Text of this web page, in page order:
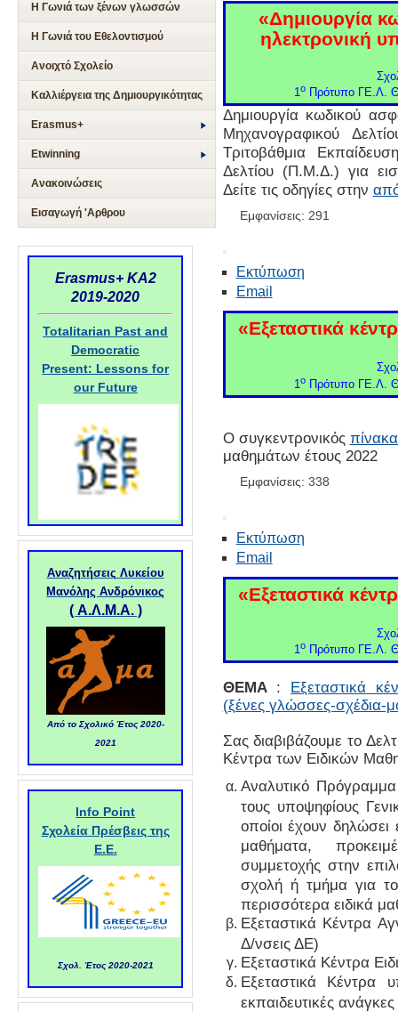
Η Γωνιά των ξένων γλωσσών
Η Γωνιά του Εθελοντισμού
Ανοιχτό Σχολείο
Καλλιέργεια της Δημιουργικότητας
Erasmus+
Etwinning
Ανακοινώσεις
Εισαγωγή 'Αρθρου
Erasmus+ KA2
2019-2020
Totalitarian Past and
Democratic
Present: Lessons for
our Future
Αναζητήσεις Λυκείου
Μανόλης Ανδρόνικος
( Α.Λ.Μ.Α. )
Από το Σχολικό Έτος 2020-
2021
Info Point
Σχολεία Πρέσβεις της
Ε.Ε.
Σχολ. Έτος 2020-2021
«Δημιουργία
ηλεκτρονική
1οΠρότυπο ΓΕ.Λ.
Δημιουργία κωδικού
Μηχανογραφικού
Τριτοβάθμια
Δελτίου (Π.Μ.Δ.) για
Δείτε τις οδηγίες στην
Εμφανίσεις: 291
Εκτύπωση
Email
«Εξεταστικά
1 οΠρότυπο ΓΕ.Λ.
Ο συγκεντρονικός
μαθημάτων έτους 2022
Εμφανίσεις: 338
Εκτύπωση
Email
«Εξεταστικά
1οΠρότυπο ΓΕ.Λ.
ΘΕΜΑ:
Εξεταστικά
(ξένες γλώσσες-σχέδια-
Σας διαβιβάζουμε το
Κέντρα των Ειδικών
Αναλυτικό
τους υποψηφίους
οποίοι έχουν
μαθήματα,
συμμετοχής στην
σχολή ή τμήμα για
περισσότερα ειδικά
Εξεταστικά Κέντρα
Δ/νσεις ΔΕ)
Εξεταστικά Κέντρα
Εξεταστικά Κέντρα
εκπαιδευτικές ανάγκες